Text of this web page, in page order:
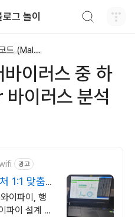
그 놀이
보안위협 (악성코드, 취약점)/악성코드 (Malware)
이러스 중 하
이러스 분석
광고
1:1 맞춤
이파이, 행
파이 설계 구